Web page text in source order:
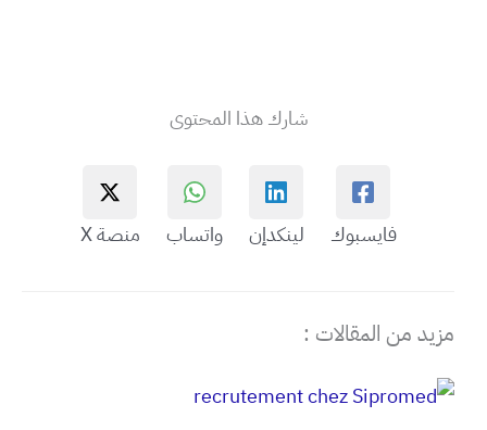
شارك هذا المحتوى
فايسبوك لينكدإن واتساب منصة X
مزيد من المقالات :